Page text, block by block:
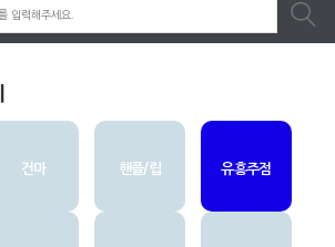
건마 핸플/립 유흥주점